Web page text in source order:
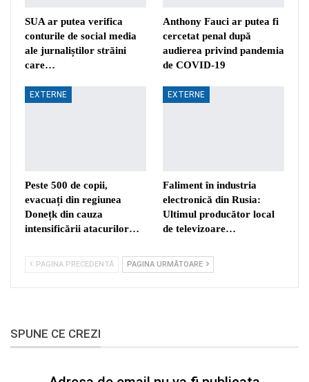
SUA ar putea verifica
conturile de social media
ale jurnaliștilor străini
care…
Anthony Fauci ar putea fi
cercetat penal după
audierea privind pandemia
de COVID-19
EXTERNE
Peste 500 de copii,
evacuați din regiunea
Donețk din cauza
intensificării atacurilor…
EXTERNE
Faliment în industria
electronică din Rusia:
Ultimul producător local
de televizoare…
PAGINA PRECEDENTĂ PAGINA URMĂTOARE
SPUNE CE CREZI